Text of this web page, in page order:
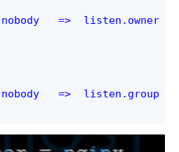
=>  listen.owner =
=>  listen.group =